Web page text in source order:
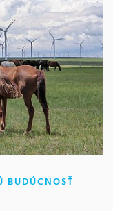
BUDÚCNOSŤ